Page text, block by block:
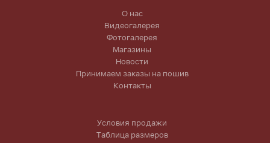
О нас
Видеогалерея
Фотогалерея
Магазины
Новости
Принимаем заказы на пошив
Контакты
Условия продажи
Таблица размеров